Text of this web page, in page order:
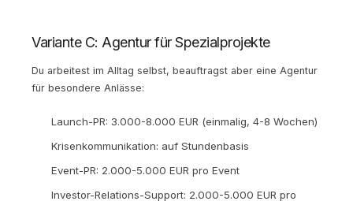
Variante C: Agentur für Spezialprojekte
Du arbeitest im Alltag selbst, beauftragst aber eine Agentur
für besondere Anlässe:
Launch-PR: 3.000-8.000 EUR (einmalig, 4-8 Wochen)
Krisenkommunikation: auf Stundenbasis
Event-PR: 2.000-5.000 EUR pro Event
Investor-Relations-Support: 2.000-5.000 EUR pro